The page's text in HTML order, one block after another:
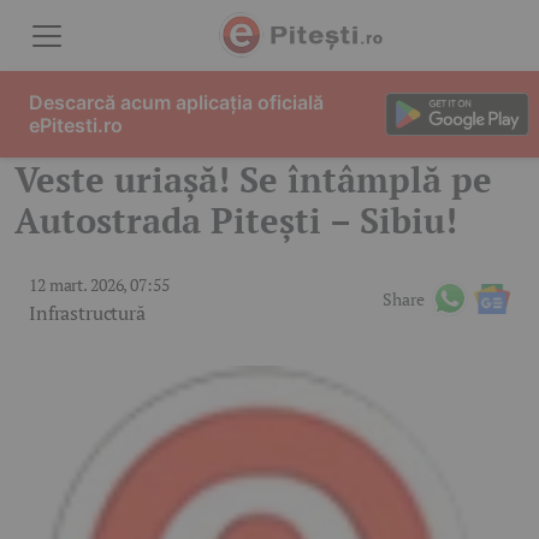
Veste uriașă! Se întâmplă pe
Autostrada Pitești – Sibiu!
12 mart. 2026, 07:55
Infrastructură
Share
Descarcă acum aplicația oficială
ePitesti.ro